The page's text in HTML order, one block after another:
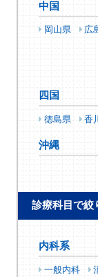
中国
岡山県 広
四国
徳島県 香
沖縄
診療科目で絞
内科系
一般内科